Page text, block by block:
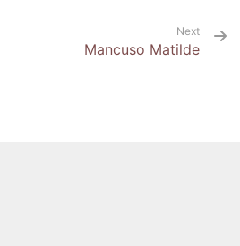
Next
Mancuso Matilde